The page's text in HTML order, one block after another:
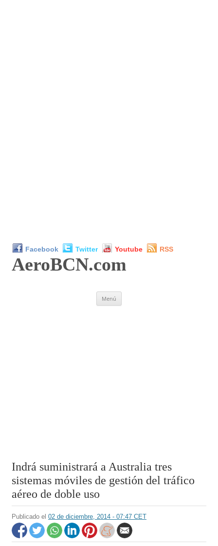
Facebook Twitter Youtube RSS
AeroBCN.com
Menú
Indrá suministrará a Australia tres
sistemas móviles de gestión del tráfico
aéreo de doble uso
Publicado el 02 de diciembre, 2014 - 07:47 CET